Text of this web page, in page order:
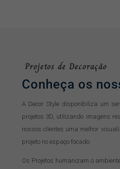
Projetos de Decoração
Conheça os
A Decor Style disponibiliza um
projetos 3D, utilizando imagens
nossos clientes uma melhor
projeto no espaço focado.
Os Projetos humanizam o